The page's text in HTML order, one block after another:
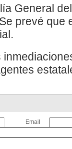
General
prevé que
Email